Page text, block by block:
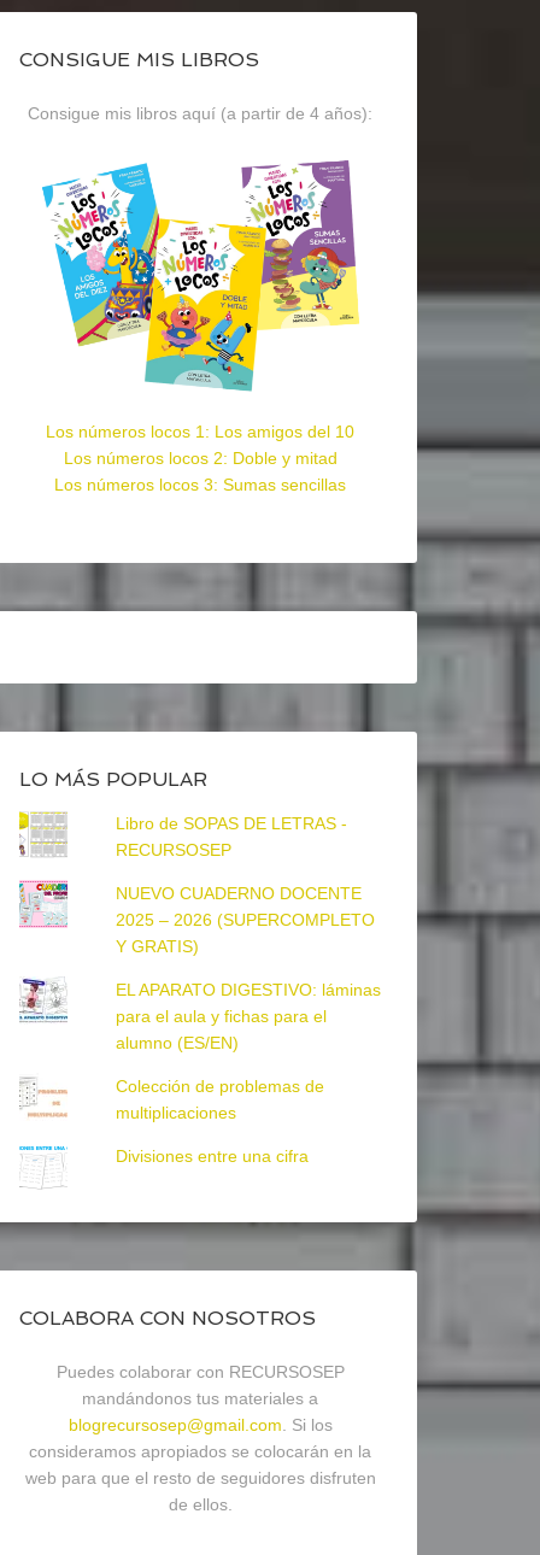
CONSIGUE MIS LIBROS
Consigue mis libros aquí (a partir de 4 años):
Los números locos 1: Los amigos del 10
Los números locos 2: Doble y mitad
Los números locos 3: Sumas sencillas
LO MÁS POPULAR
Libro de SOPAS DE LETRAS -
RECURSOSEP
NUEVO CUADERNO DOCENTE
2025 – 2026 (SUPERCOMPLETO
Y GRATIS)
EL APARATO DIGESTIVO: láminas
para el aula y fichas para el
alumno (ES/EN)
Colección de problemas de
multiplicaciones
Divisiones entre una cifra
COLABORA CON NOSOTROS
Puedes colaborar con RECURSOSEP
mandándonos tus materiales a
blogrecursosep@gmail.com . Si los
consideramos apropiados se colocarán en la
web para que el resto de seguidores disfruten
de ellos.